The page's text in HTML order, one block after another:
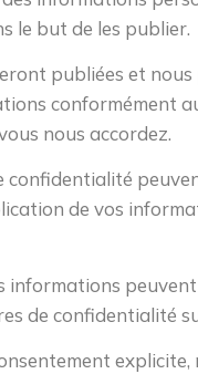
le but de les publier.
publiées et
conformément
nous accordez.
confidentialité
de vos
informations
de confidentialité
explicite,